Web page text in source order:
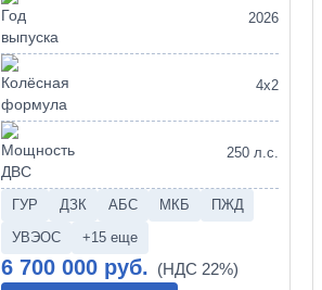
2026
4х2
250 л.с.
ГУР ДЗК АБС МКБ
ПЖД
УВЭОС
+15 еще
6 700 000 руб.